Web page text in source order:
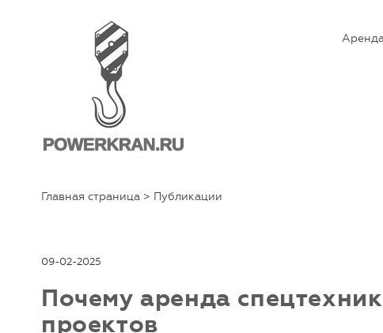
Главная страница > Публикации
09-02-2025
Почему аренда
проектов